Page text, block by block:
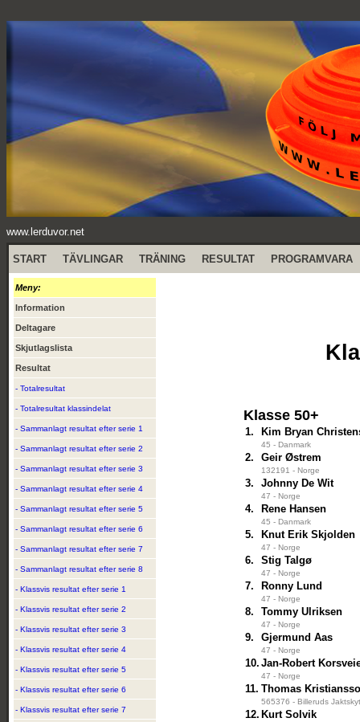
www.lerduvor.net
START TÄVLINGAR TRÄNING RESULTAT PROGRAMVARA
Meny:
Information
Deltagare
Skjutlagslista
Resultat
- Totalresultat
- Totalresultat klassindelat
- Sammanlagt resultat efter serie 1
- Sammanlagt resultat efter serie 2
- Sammanlagt resultat efter serie 3
- Sammanlagt resultat efter serie 4
- Sammanlagt resultat efter serie 5
- Sammanlagt resultat efter serie 6
- Sammanlagt resultat efter serie 7
- Sammanlagt resultat efter serie 8
- Klassvis resultat efter serie 1
- Klassvis resultat efter serie 2
- Klassvis resultat efter serie 3
- Klassvis resultat efter serie 4
- Klassvis resultat efter serie 5
- Klassvis resultat efter serie 6
- Klassvis resultat efter serie 7
Klasse 50+
1. Kim Bryan
45 - Danmark
2. Geir Østrem
132191 - Norge
3. Johnny De Wit
47 - Norge
4. Rene Hansen
45 - Danmark
5. Knut Erik Skjolden
47 - Norge
6. Stig Talgø
47 - Norge
7. Ronny Lund
47 - Norge
8. Tommy Ulriksen
47 - Norge
9. Gjermund Aas
47 - Norge
10. Jan-Robert
47 - Norge
11. Thomas
565376 - Billeruds
12. Kurt Solvik